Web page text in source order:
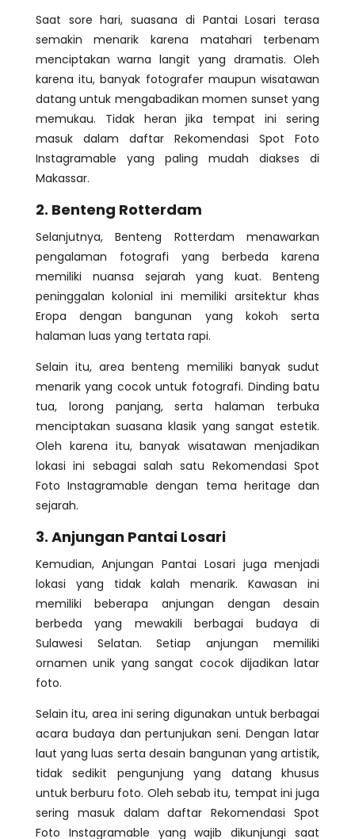
Saat sore hari, suasana di Pantai Losari terasa
semakin menarik karena matahari terbenam
menciptakan warna langit yang dramatis. Oleh
karena itu, banyak fotografer maupun wisatawan
datang untuk mengabadikan momen sunset yang
memukau. Tidak heran jika tempat ini sering
masuk dalam daftar Rekomendasi Spot Foto
Instagramable yang paling mudah diakses di
Makassar.
2. Benteng Rotterdam
Selanjutnya, Benteng Rotterdam menawarkan
pengalaman fotografi yang berbeda karena
memiliki nuansa sejarah yang kuat. Benteng
peninggalan kolonial ini memiliki arsitektur khas
Eropa dengan bangunan yang kokoh serta
halaman luas yang tertata rapi.
Selain itu, area benteng memiliki banyak sudut
menarik yang cocok untuk fotografi. Dinding batu
tua, lorong panjang, serta halaman terbuka
menciptakan suasana klasik yang sangat estetik.
Oleh karena itu, banyak wisatawan menjadikan
lokasi ini sebagai salah satu Rekomendasi Spot
Foto Instagramable dengan tema heritage dan
sejarah.
3. Anjungan Pantai Losari
Kemudian, Anjungan Pantai Losari juga menjadi
lokasi yang tidak kalah menarik. Kawasan ini
memiliki beberapa anjungan dengan desain
berbeda yang mewakili berbagai budaya di
Sulawesi Selatan. Setiap anjungan memiliki
ornamen unik yang sangat cocok dijadikan latar
foto.
Selain itu, area ini sering digunakan untuk berbagai
acara budaya dan pertunjukan seni. Dengan latar
laut yang luas serta desain bangunan yang artistik,
tidak sedikit pengunjung yang datang khusus
untuk berburu foto. Oleh sebab itu, tempat ini juga
sering masuk dalam daftar Rekomendasi Spot
Foto Instagramable yang wajib dikunjungi saat